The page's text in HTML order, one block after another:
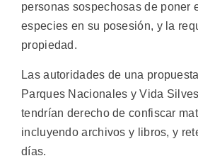
personas sospechosas de poner
especies en su posesión, y la
propiedad.
Las autoridades de una
Parques Nacionales y Vida
tendrían derecho de confiscar
incluyendo archivos y libros, y
días.